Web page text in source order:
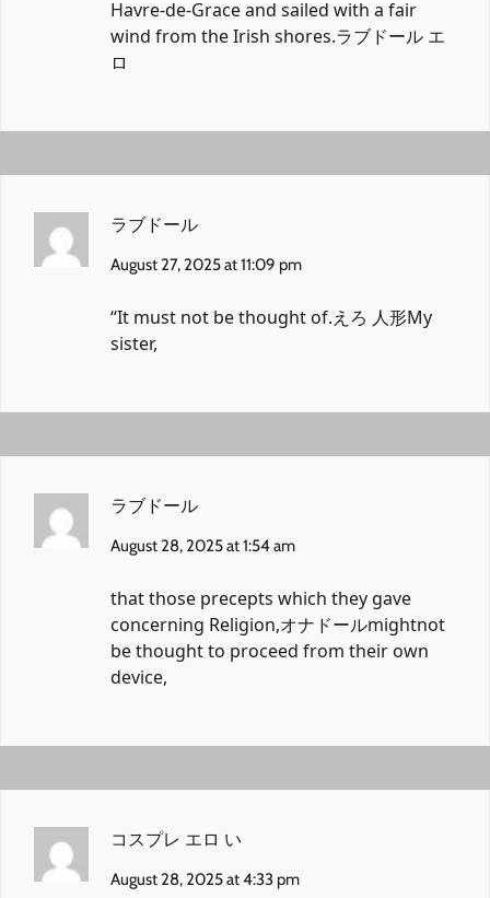
Havre-de-Grace and sailed with a fair
wind from the Irish shores.ラブドール エ
ロ
ラブドール
August 27, 2025 at 11:09 pm
“It must not be thought of.えろ 人形My
sister,
ラブドール
August 28, 2025 at 1:54 am
that those precepts which they gave
concerning Religion,オナドールmightnot
be thought to proceed from their own
device,
コスプレ エロ い
August 28, 2025 at 4:33 pm